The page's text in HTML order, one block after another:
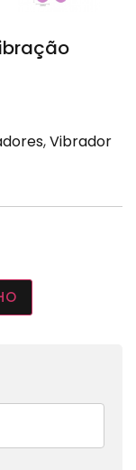
,Vibrador